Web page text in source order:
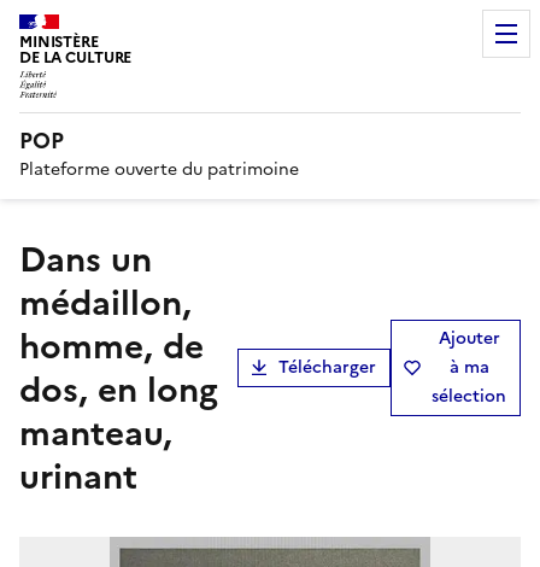
MINISTÈRE
DE LA CULTURE
POP
Plateforme ouverte du patrimoine
Dans un
médaillon,
homme, de
dos, en long
manteau,
urinant
Télécharger
Ajouter
à ma
sélection